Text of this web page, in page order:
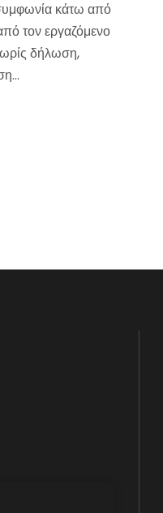
κάτω από
τον εργαζόμενο
δήλωση,